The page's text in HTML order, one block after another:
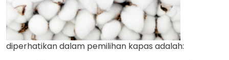
diperhatikan dalam pemilihan kapas adalah: